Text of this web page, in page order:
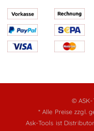
© ASK-
* Alle Preise zzgl.
Ask-Tools ist